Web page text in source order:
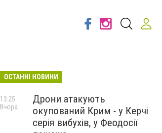
ОСТАННІ НОВИНИ
Дрони атакують
окупований Крим - у Керчі
серія вибухів, у Феодосії
13:25
Вчора